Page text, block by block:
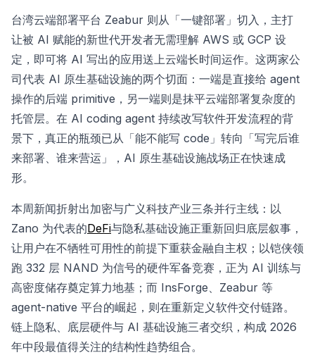
台湾云端部署平台 Zeabur 则从「一键部署」切入，主打
让被 AI 赋能的新世代开发者无需理解 AWS 或 GCP 设
定，即可将 AI 写出的应用送上云端长时间运作。这两家公
司代表 AI 原生基础设施的两个切面：一端是直接给 agent
操作的后端 primitive，另一端则是抹平云端部署复杂度的
托管层。在 AI coding agent 持续改写软件开发流程的背
景下，真正的瓶颈已从「能不能写 code」转向「写完后谁
来部署、谁来营运」，AI 原生基础设施战场正在快速成
形。
本周新闻折射出加密与广义科技产业三条并行主线：以
Zano 为代表的DeFi与隐私基础设施正重新回归底层叙事，
让用户在不牺牲可用性的前提下重获金融自主权；以铠侠领
跑 332 层 NAND 为信号的硬件军备竞赛，正为 AI 训练与
高密度储存奠定算力地基；而 InsForge、Zeabur 等
agent-native 平台的崛起，则在重新定义软件交付链路。
链上隐私、底层硬件与 AI 基础设施三者交织，构成 2026
年中段最值得关注的结构性趋势组合。